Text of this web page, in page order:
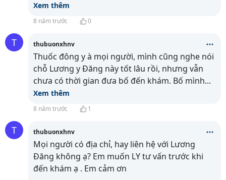
Xem thêm
8 năm trước 0
T thubuonxhnv
Thuốc đông y à mọi người, mình cũng nghe nói
chỗ Lương y Đăng này tốt lâu rồi, nhưng vẫn
chưa có thời gian đưa bố đến khám. Bố mình...
Xem thêm
8 năm trước 1
T thubuonxhnv
Mọi người có địa chỉ, hay liên hệ với Lương
Đăng không ạ? Em muốn LY tư vấn trước khi
đến khám ạ . Em cảm ơn